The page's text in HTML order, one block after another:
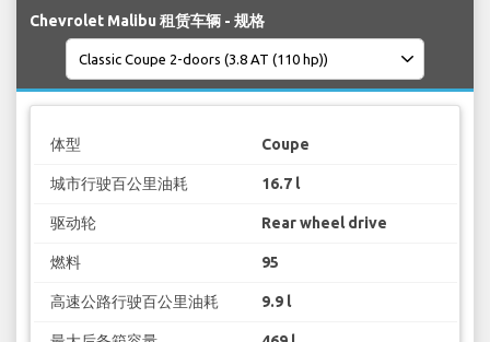
Chevrolet Malibu 租赁车辆 - 规格
体型 Coupe
城市行驶百公里油耗 16.7 l
驱动轮 Rear wheel drive
燃料 95
高速公路行驶百公里油耗 9.9 l